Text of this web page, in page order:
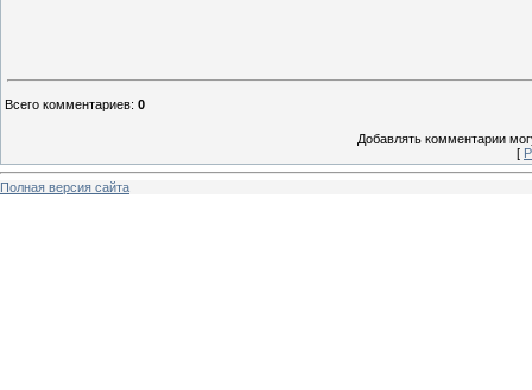
Всего комментариев: 0
Добавлять комментарии
[
Полная версия сайта